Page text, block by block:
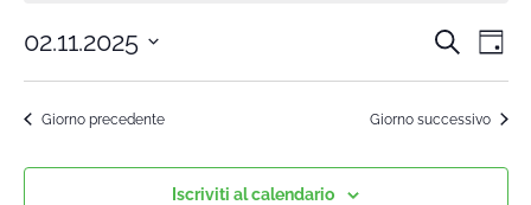
Cerca
02.11.2025
Seleziona
Giorno precedente Giorno successivo
Iscriviti al calendario